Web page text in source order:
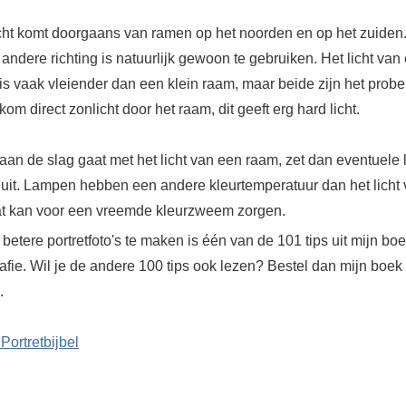
komt doorgaans van ramen op het noorden en op het
richting is natuurlijk gewoon te gebruiken. Het licht van
vaak vleiender dan een klein raam, maar beide zijn het
direct zonlicht door het raam, dit geeft erg hard licht.
de slag gaat met het licht van een raam, zet dan eventuele
Lampen hebben een andere kleurtemperatuur dan het licht
kan voor een vreemde kleurzweem zorgen.
portretfoto's te maken is één van de 101 tips uit mijn
Wil je de andere 100 tips ook lezen? Bestel dan mijn boek